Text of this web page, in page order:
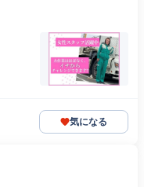
気になる